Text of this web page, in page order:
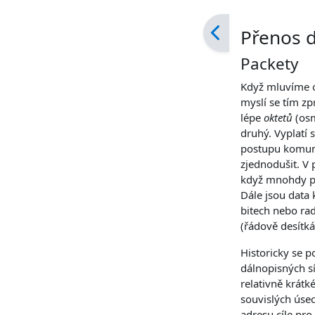
Přenos
Packety
Když mluvíme
myslí se tím
lépeoktetů
druhý. Vyplatí
postupu
zjednodušit. V
když mnohdy
Dále jsou data
bitech nebo
(řádově
Historicky se
dálnopisných
relativně
souvislých